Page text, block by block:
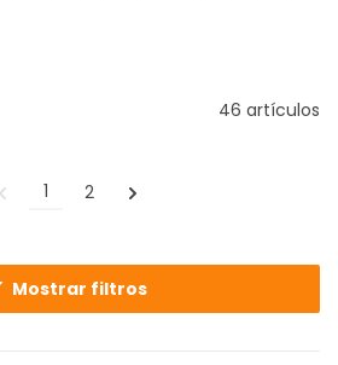
gustos, modernos, minimalistas,
46 artículos
1 2
Mostrar filtros